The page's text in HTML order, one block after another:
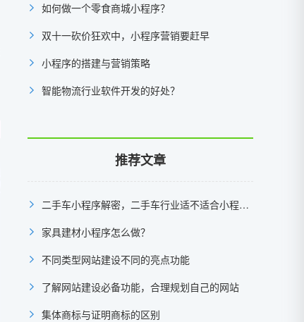
如何做一个零食商城小程序？
双十一砍价狂欢中，小程序营销要赶早
小程序的搭建与营销策略
智能物流行业软件开发的好处？
推荐文章
二手车小程序解密，二手车行业适不适合小程序？
家具建材小程序怎么做？
不同类型网站建设不同的亮点功能
了解网站建设必备功能，合理规划自己的网站
集体商标与证明商标的区别